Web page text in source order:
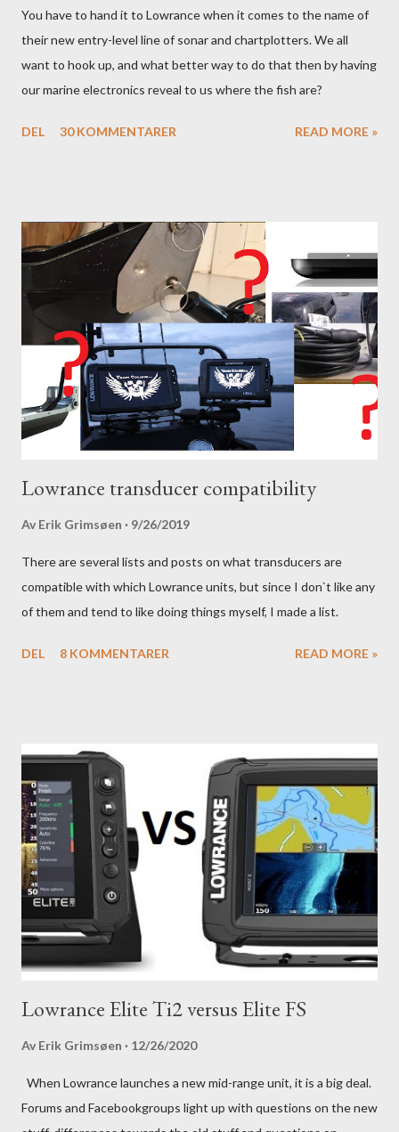
You have to hand it to Lowrance when it comes to the name of
their new entry-level line of sonar and chartplotters. We all
want to hook up, and what better way to do that then by having
our marine electronics reveal to us where the fish are?
DEL 30 KOMMENTARER READ MORE »
Lowrance transducer compatibility
Av Erik Grimsøen 9/26/2019
There are several lists and posts on what transducers are
compatible with which Lowrance units, but since I don`t like any
of them and tend to like doing things myself, I made a list.
DEL 8 KOMMENTARER READ MORE »
Lowrance Elite Ti2 versus Elite FS
Av Erik Grimsøen 12/26/2020
When Lowrance launches a new mid-range unit, it is a big deal.
Forums and Facebookgroups light up with questions on the new